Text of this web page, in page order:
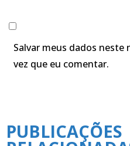
Salvar meus dados neste
vez que eu comentar.
PUBLICAÇÕES